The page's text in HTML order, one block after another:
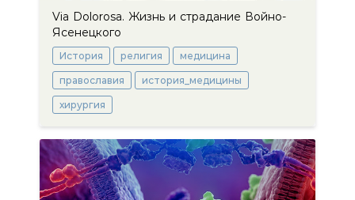
Via Dolorosa. Жизнь и страдание Войно-
Ясенецкого
История религия медицина
православия история_медицины
хирургия